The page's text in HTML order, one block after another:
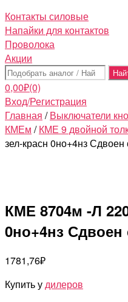
Контакты силовые
Напайки для контактов
Проволока
Акции
Поиск:
0,00₽(0)
Вход/Регистрация
Главная /Выключатели
КМЕм /КМЕ 9 двойной
зел-красн 0но+4нз
КМЕ 8704м -Л
0но+4нз
1781,76₽
Купить удилеров